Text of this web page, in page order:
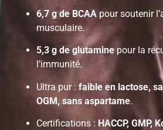
6,7 g de BCAA pour soutenir
musculaire.
5,3 g de glutamine pour la
l’immunité.
Ultra pur :faible en lactose,
OGM, sans aspartame.
Certifications : HACCP, GMP,